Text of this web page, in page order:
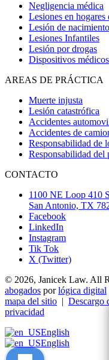
Negligencia médica
Lesiones en hogares
Lesión de nacimiento
Lesiones Infantiles
Lesión por drogas
Dispositivos
AREAS DE PRÁCTICA
Muerte injusta
Lesión catastrófica
Accidentes
Accidentes de
Responsabilidad de
Responsabilidad del
CONTACTO
1100 NE Loop 410
San Antonio, TX
Facebook
LinkedIn
Instagram
Tik Tok
X (Twitter)
© 2026, Janicek Law. All
abogados porlógica digital
mapa del sitio | Descargo
privacidad
English
English